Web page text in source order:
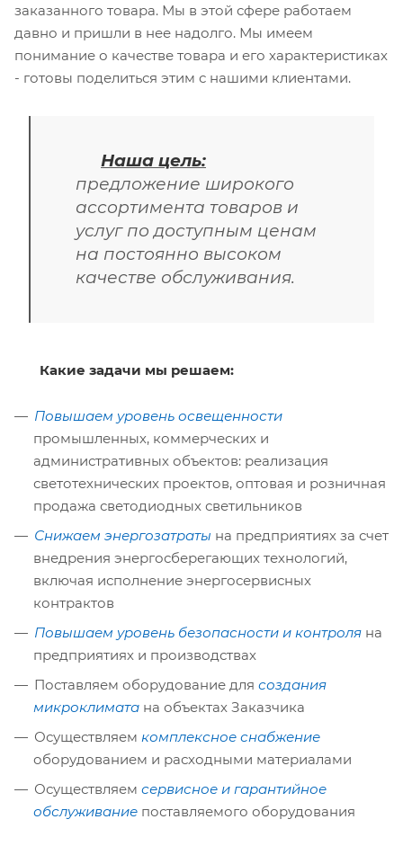
заказанного товара. Мы в этой сфере работаем
давно и пришли в нее надолго. Мы имеем
понимание о качестве товара и его характеристиках
- готовы поделиться этим с нашими клиентами.
Наша цель:
предложение широкого
ассортимента товаров и
услуг по доступным ценам
на постоянно высоком
качестве обслуживания.
Какие задачи мы решаем:
Повышаем уровень освещенности
промышленных, коммерческих и
административных объектов: реализация
светотехнических проектов, оптовая и розничная
продажа светодиодных светильников
Снижаем энергозатраты на предприятиях за счет
внедрения энергосберегающих технологий,
включая исполнение энергосервисных
контрактов
Повышаем уровень безопасности и контроля на
предприятиях и производствах
Поставляем оборудование для создания
микроклимата на объектах Заказчика
Осуществляем комплексное снабжение
оборудованием и расходными материалами
Осуществляем сервисное и гарантийное
обслуживание поставляемого оборудования